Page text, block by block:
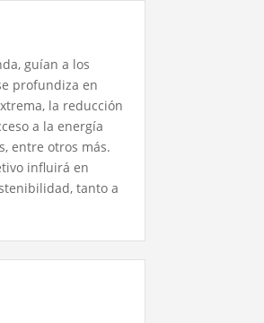
guían a los
profundiza en
la reducción
a la energía
entre otros más.
influirá en
tanto a